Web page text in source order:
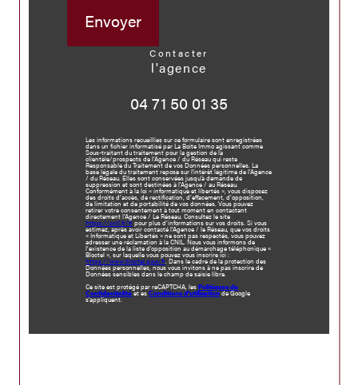
Envoyer
contacter
l'agence
04 71 50 01 35
Les informations recueillies sur ce formulaire sont enregistrées
dans un fichier informatisé par La Boite Immo agissant comme
Sous-traitant du traitement pour la gestion de la
clientèle/prospects de l'Agence / du Réseau qui reste
Responsable du Traitement de vos Données personnelles. La
base légale du traitement repose sur l'intérêt légitime de l'Agence
/ du Réseau. Elles sont conservées jusqu'à demande de
suppression et sont destinées à l'Agence / au Réseau.
Conformément à la loi « informatique et libertés », vous disposez
des droits d’accès, de rectification, d’effacement, d’opposition,
de limitation et de portabilité de vos données. Vous pouvez
retirer votre consentement à tout moment en contactant
directement l’Agence / Le Réseau. Consultez le site
https://cnil.fr/frpour plus d’informations sur vos droits. Si vous
estimez, après avoir contacté l'Agence / le Réseau, que vos droits
« Informatique et Libertés » ne sont pas respectés, vous pouvez
adresser une réclamation à la CNIL. Nous vous informons de
l’existence de la liste d'opposition au démarchage téléphonique «
Bloctel », sur laquelle vous pouvez vous inscrire ici :
https://www.bloctel.gouv.fr . Dans le cadre de la protection des
Données personnelles, nous vous invitons à ne pas inscrire de
Données sensibles dans le champ de saisie libre.
Ce site est protégé par reCAPTCHA, lesPolitiques de
Confidentialitéet esConditions d'utilisationde Google
s'appliquent.